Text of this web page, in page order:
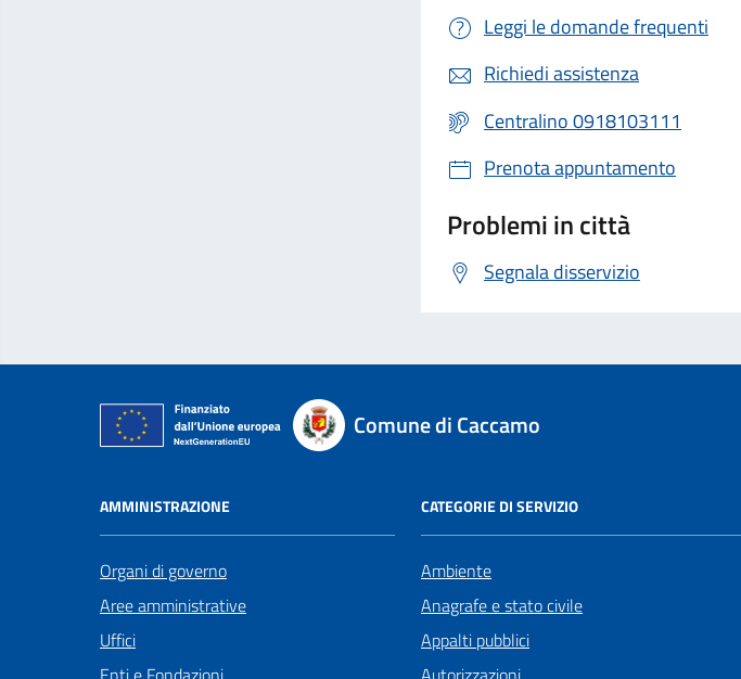
Leggi le domande frequenti
Richiedi assistenza
Centralino 0918103111
Prenota appuntamento
Problemi in città
Segnala disservizio
Comune di Caccamo
AMMINISTRAZIONE
Organi di governo
Aree amministrative
Uffici
CATEGORIE DI SERVIZIO
Ambiente
Anagrafe e stato civile
Appalti pubblici